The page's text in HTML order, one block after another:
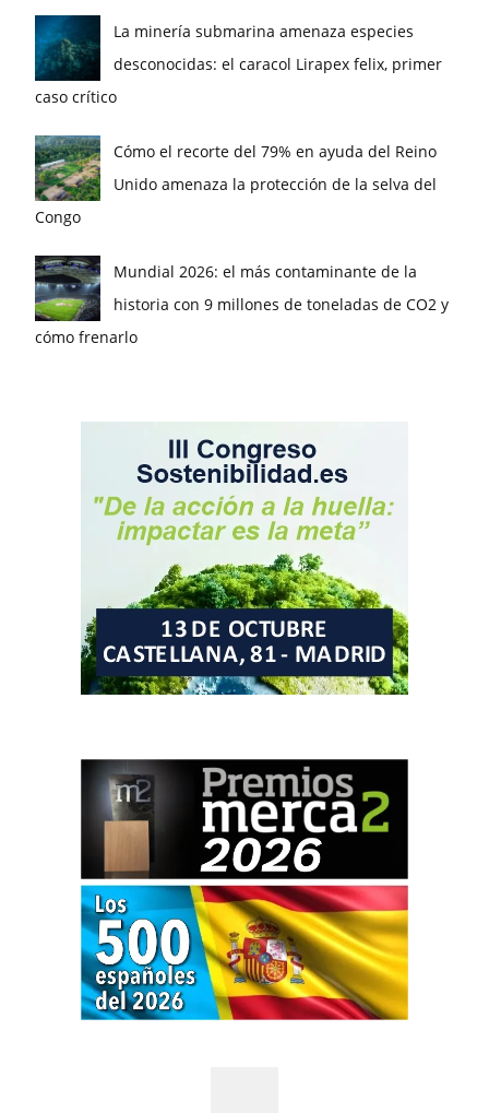
La minería submarina amenaza especies
desconocidas: el caracol Lirapex felix, primer
caso crítico
Cómo el recorte del 79% en ayuda del Reino
Unido amenaza la protección de la selva del
Congo
Mundial 2026: el más contaminante de la
historia con 9 millones de toneladas de CO2 y
cómo frenarlo